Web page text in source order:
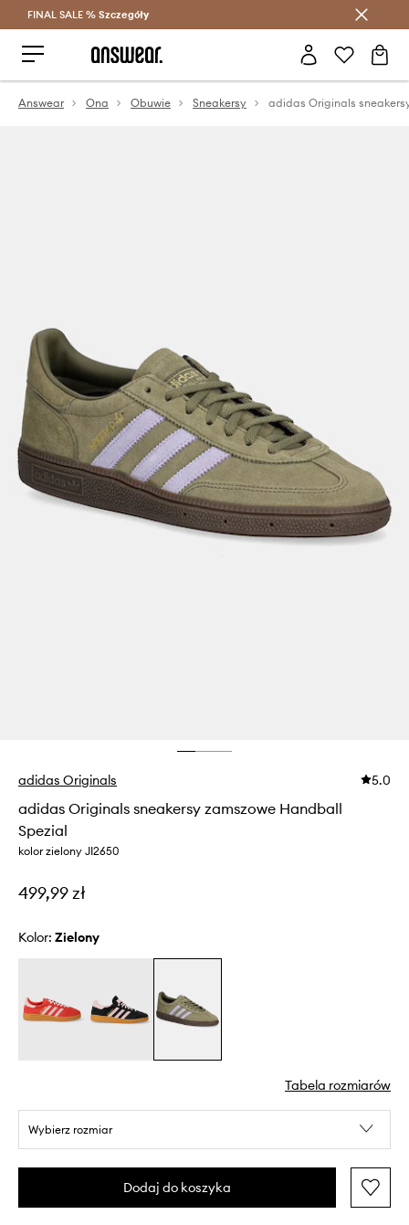
Oszczędzaj z Answear Club >
FINAL SALE % Szczegóły
Answear Ona Obuwie Sneakersy
adidas Originals 5.0
adidas Originals sneakersy zamszowe Handball
Spezial
kolor zielony JI2650
499,99 zł
Kolor: zielony
Tabela rozmiarów
Wybierz rozmiar
Dodaj do koszyka